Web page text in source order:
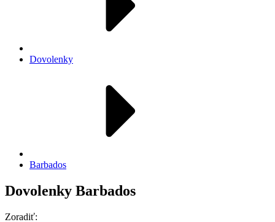
Dovolenky
Barbados
Dovolenky Barbados
Zoradiť: